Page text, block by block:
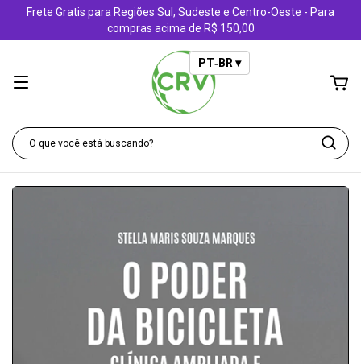
Frete Gratis para Regiões Sul, Sudeste e Centro-Oeste - Para
compras acima de R$ 150,00
PT‑BR ▾